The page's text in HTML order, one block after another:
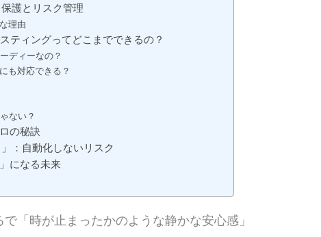
護とリスク管理
理由
ティングってどこまでできるの？
ディーなの？
も対応できる？
ない？
の秘訣
：自動化しないリスク
になる未来
「時が止まったかのような静かな安心感」